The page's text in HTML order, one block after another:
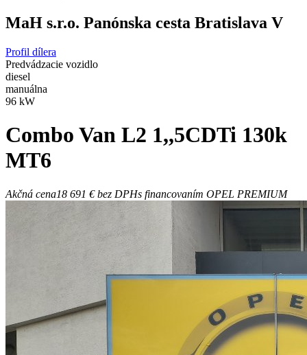
MaH s.r.o. Panónska cesta Bratislava V
Profil dílera
Predvádzacie vozidlo
diesel
manuálna
96 kW
Combo Van L2 1,,5CDTi 130k
MT6
Akčná cena18 691 €bez DPHs financovaním OPEL PREMIUM